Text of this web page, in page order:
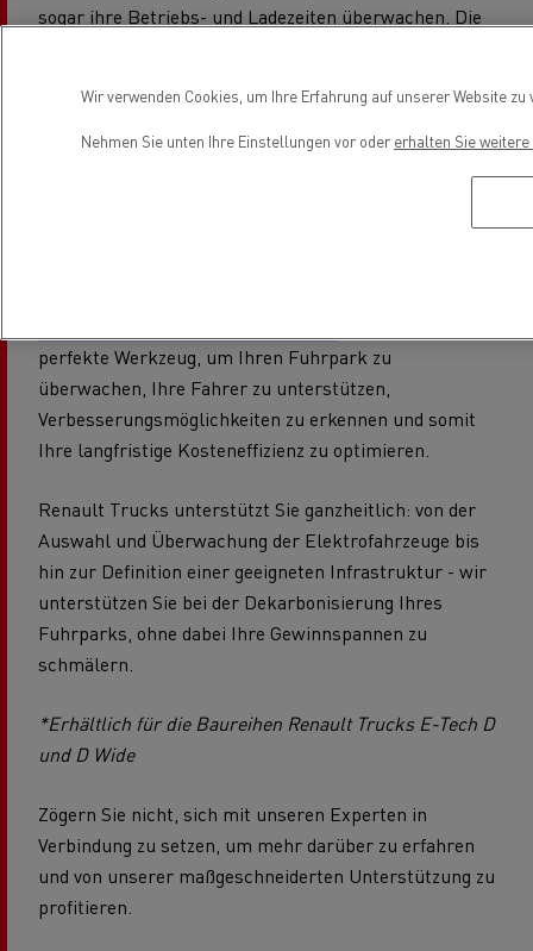
sogar ihre Betriebs- und Ladezeiten überwachen. Die
Leistungsdaten der Fahrzeuge t. Diese Daten können
Sie nutzen, um Ihre Fahrer bei der Nutzung der neuen
perfekte Werkzeug, um Ihren Fuhrpark zu
überwachen, Ihre Fahrer zu unterstützen,
Verbesserungsmöglichkeiten zu erkennen und somit
Ihre langfristige Kosteneffizienz zu optimieren.
Renault Trucks unterstützt Sie ganzheitlich: von der
Auswahl und Überwachung der Elektrofahrzeuge bis
hin zur Definition einer geeigneten Infrastruktur - wir
unterstützen Sie bei der Dekarbonisierung Ihres
Fuhrparks, ohne dabei Ihre Gewinnspannen zu
schmälern.
*Erhältlich für die Baureihen Renault Trucks E-Tech D
und D Wide
Zögern Sie nicht, sich mit unseren Experten in
Verbindung zu setzen, um mehr darüber zu erfahren
und von unserer maßgeschneiderten Unterstützung zu
profitieren.
Wir verwenden Cookies, um Ihre Erfahrung auf unserer Website
Nehmen Sie unten Ihre Einstellungen vor oder erhalten Sie